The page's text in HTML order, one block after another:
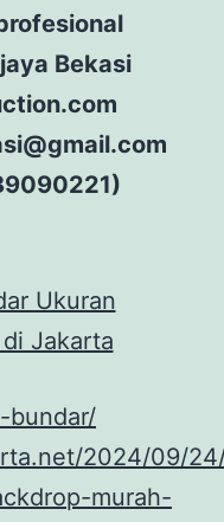
Bekasi
Ukuran
Jakarta
bundar/
2024/09/
murah-